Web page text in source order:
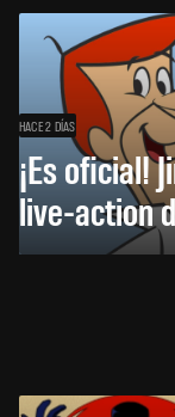
HACE 2 DÍAS
¡Es oficial!
live-action